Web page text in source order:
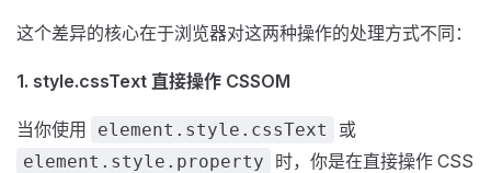
这个差异的核心在于浏览器对这两种操作的处理方式不同：
1. style.cssText 直接操作 CSSOM
当你使用 element.style.cssText 或
element.style.property
时，你是在直接操作 CSS